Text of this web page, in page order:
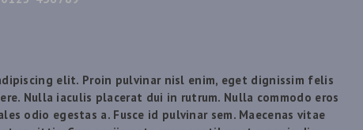
elit. Proin pulvinar nisl enim, eget dignissim felis
Nulla iaculis placerat dui in rutrum. Nulla commodo eros
odio egestas a. Fusce id pulvinar sem. Maecenas vitae